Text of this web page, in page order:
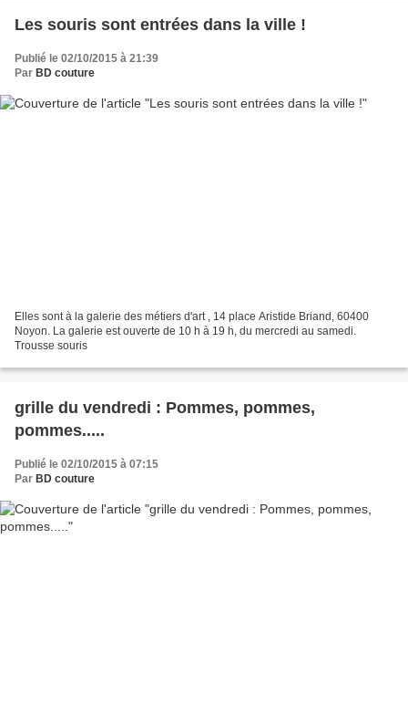
Les souris sont entrées dans la ville !
Publié le 02/10/2015 à 21:39
Par BD couture
Elles sont à la galerie des métiers d'art , 14 place Aristide Briand, 60400
Noyon. La galerie est ouverte de 10 h à 19 h, du mercredi au samedi.
Trousse souris
grille du vendredi : Pommes, pommes,
pommes.....
Publié le 02/10/2015 à 07:15
Par BD couture